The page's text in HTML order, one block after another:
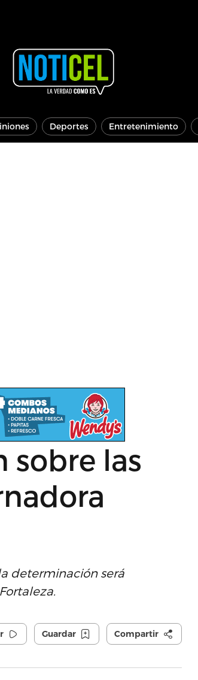
Deportes Entretenimiento
sobre las
determinación será
Guardar Compartir